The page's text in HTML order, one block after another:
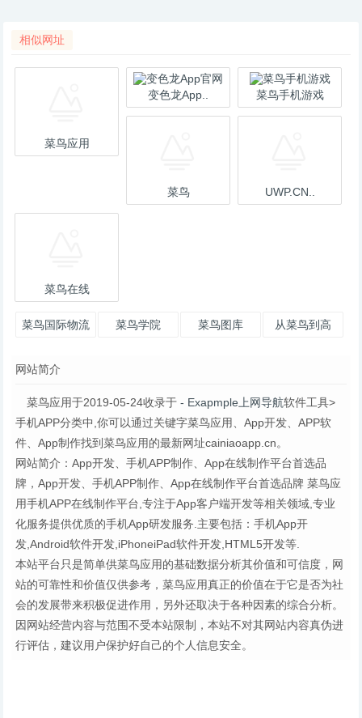
相似网址
菜鸟应用
变色龙App.. 菜鸟手机游戏
菜鸟 UWP.CN..
菜鸟在线
菜鸟国际物流 菜鸟学院 菜鸟图库
从菜鸟到高
图全方
网站简介
菜鸟应用于2019-05-24收录于 - Exapmple上网导航软件工具>
手机APP分类中,你可以通过关键字菜鸟应用、App开发、APP软
件、App制作找到菜鸟应用的最新网址cainiaoapp.cn。
网站简介：App开发、手机APP制作、App在线制作平台首选品
牌，App开发、手机APP制作、App在线制作平台首选品牌 菜鸟应
用手机APP在线制作平台,专注于App客户端开发等相关领域,专业
化服务提供优质的手机App研发服务.主要包括：手机App开
发,Android软件开发,iPhoneiPad软件开发,HTML5开发等.
本站平台只是简单供菜鸟应用的基础数据分析其价值和可信度，网
站的可靠性和价值仅供参考，菜鸟应用真正的价值在于它是否为社
会的发展带来积极促进作用，另外还取决于各种因素的综合分析。
因网站经营内容与范围不受本站限制，本站不对其网站内容真伪进
行评估，建议用户保护好自己的个人信息安全。